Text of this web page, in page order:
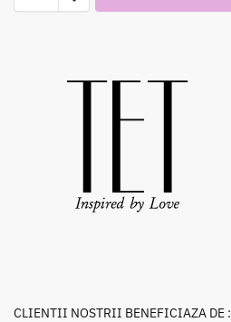
CLIENTII NOSTRII BENEFICIAZA DE :